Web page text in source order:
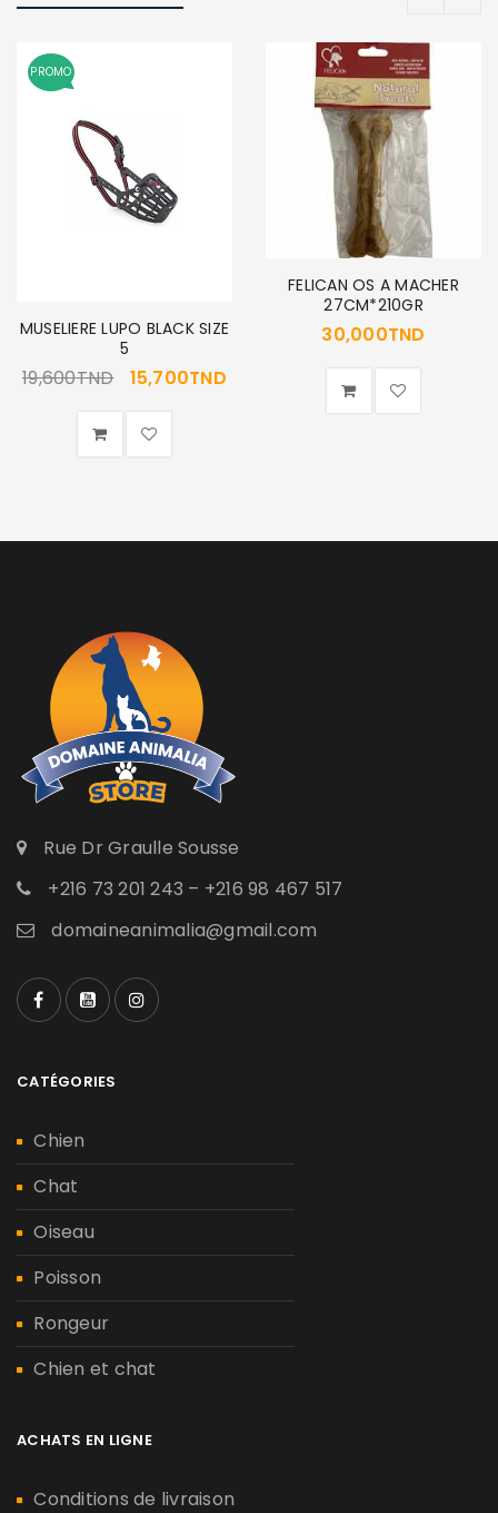
PROMO
MUSELIERE LUPO BLACK SIZE
5
19,600TND 15,700TND
FELICAN OS A MACHER
27CM*210GR
30,000TND
Rue Dr Graulle Sousse
+216 73 201 243 – +216 98 467 517
domaineanimalia@gmail.com
CATÉGORIES
Chien
Chat
Oiseau
Poisson
Rongeur
Chien et chat
ACHATS EN LIGNE
Conditions de livraison